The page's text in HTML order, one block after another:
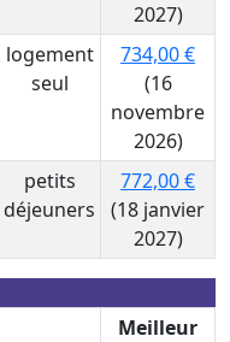
2027)
logement
seul
734,00 €
(16
novembre
2026)
petits
déjeuners
772,00 €
(18 janvier
2027)
Meilleur